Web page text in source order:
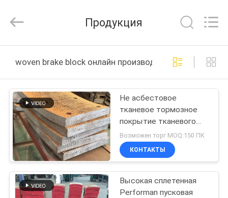
ПРОДУКТЫ
НАС
ПУТЕШЕСТВИЕ
ФАБРИКИ
Reserved.
Продукция
woven brake block онлайн производство
Не асбестовое
тканевое тормозное
покрытие тканевого
тормозного блока
тканевые тормозные
подушки для бурения
Возможен торг MOQ:150 ПК
КОНТАКТЫ
Высокая сплетенная
Performan пусковая